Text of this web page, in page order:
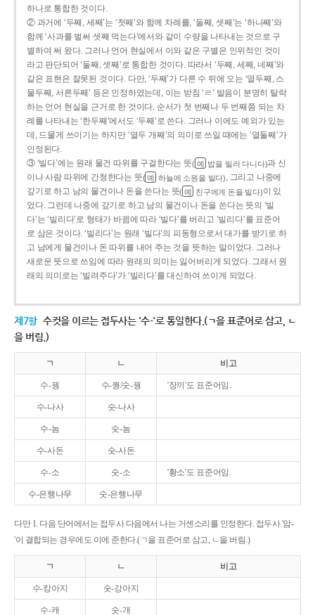
하나로 통합한 것이다.
② 과거에 ‘두째, 세째’는 ‘첫째’와 함께 차례를, ‘둘째, 셋째’는 ‘하나째’와
함께 ‘사과를 벌써 셋째 먹는다’에서와 같이 수량을 나타내는 것으로 구
별하여 써 왔다. 그러나 언어 현실에서 이와 같은 구별은 인위적인 것이
라고 판단되어 ‘둘째, 셋째’로 통합한 것이다. 따라서 ‘두째, 세째, 네째’와
같은 표현은 잘못된 것이다. 다만, ‘두째’가 다른 수 뒤에 오는 ‘열두째, 스
물두째, 서른두째’ 등은 인정하였는데, 이는 받침 ‘ㄹ’ 발음이 분명히 탈락
하는 언어 현실을 근거로 한 것이다. 순서가 첫 번째나 두 번째쯤 되는 차
례를 나타내는 ‘한두째’에서도 ‘두째’로 쓴다. 그러나 이에도 예외가 있는
데, 드물게 쓰이기는 하지만 ‘열두 개째’의 의미로 쓰일 때에는 ‘열둘째’가
인정된다.
③ ‘빌다’에는 원래 물건 따위를 구걸한다는 뜻( 예 밥을 빌러 다니다)과 신
이나 사람 따위에 간청한다는 뜻( 예 하늘에 소원을 빌다), 그리고 나중에
갚기로 하고 남의 물건이나 돈을 쓴다는 뜻( 예 친구에게 돈을 빌다)이 있
었다. 그런데 나중에 갚기로 하고 남의 물건이나 돈을 쓴다는 뜻의 ‘빌
다’는 ‘빌리다’로 형태가 바뀜에 따라 ‘빌다’를 버리고 ‘빌리다’를 표준어
로 삼은 것이다. ‘빌리다’는 원래 ‘빌다’의 피동형으로서 대가를 받기로 하
고 남에게 물건이나 돈 따위를 내어 주는 것을 뜻하는 말이었다. 그러나
새로운 뜻으로 쓰임에 따라 원래의 의미는 잃어버리게 되었다. 그래서 원
래의 의미로는 ‘빌려주다’가 ‘빌리다’를 대신하여 쓰이게 되었다.
제7항 수컷을 이르는 접두사는 '수-'로 통일한다.(ㄱ을 표준어로 삼고, ㄴ
을 버림.)
ㄱ ㄴ 비고
수-꿩 수-퀑/숫-꿩 '장끼'도 표준어임.
수-나사 숫-나사
수-놈 숫-놈
수-사돈 숫-사돈
수-소 숫-소 '황소'도 표준어임.
수-은행나무 숫-은행나무
다만 1. 다음 단어에서는 접두사 다음에서 나는 거센소리를 인정한다. 접두사 '암-
'이 결합되는 경우에도 이에 준한다.(ㄱ을 표준어로 삼고, ㄴ을 버림.)
ㄱ ㄴ 비고
수-캉아지 숫-강아지
수-캐 숫-개